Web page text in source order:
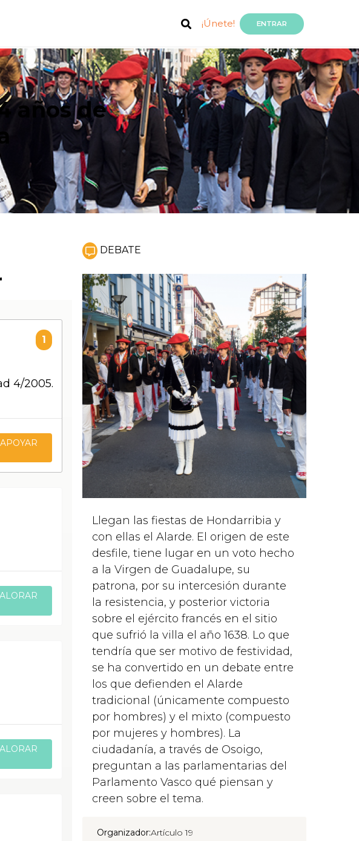
¡Únete! ENTRAR
años de
1
4/2005.
APOYAR
DEBATE
Llegan las fiestas de Hondarribia y
con ellas el Alarde. El origen de este
desfile, tiene lugar en un voto hecho
a la Virgen de Guadalupe, su
patrona, por su intercesión durante
la resistencia, y posterior victoria
sobre el ejército francés en el sitio
que sufrió la villa el año 1638. Lo que
tendría que ser motivo de festividad,
se ha convertido en un debate entre
los que defienden el Alarde
tradicional (únicamente compuesto
por hombres) y el mixto (compuesto
por mujeres y hombres). La
ciudadanía, a través de Osoigo,
preguntan a las parlamentarias del
Parlamento Vasco qué piensan y
creen sobre el tema.
Organizador:Artículo 19